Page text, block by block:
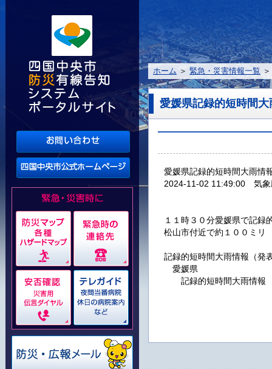
ホーム ＞ 緊急・災害情報一覧
愛媛県記録的短時間大
愛媛県記録的短時間大雨情
2024-11-02 11:49:00 気
１１時３０分愛媛県で記録
松山市付近で約１００ミリ
記録的短時間大雨情報（発
愛媛県
記録的短時間大雨情報